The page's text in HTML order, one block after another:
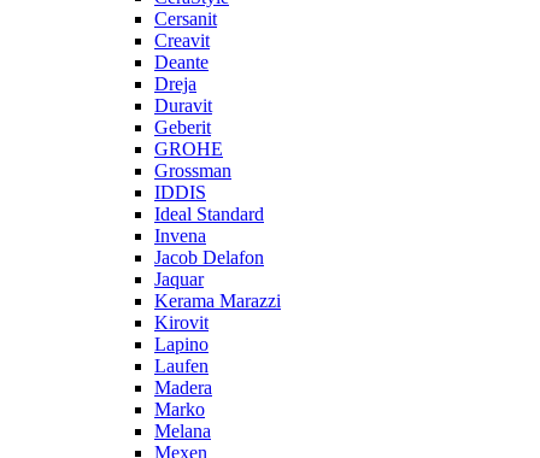
Cersanit
Creavit
Deante
Dreja
Duravit
Geberit
GROHE
Grossman
IDDIS
Ideal Standard
Invena
Jacob Delafon
Jaquar
Kerama Marazzi
Kirovit
Lapino
Laufen
Madera
Marko
Melana
Mexen